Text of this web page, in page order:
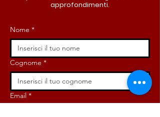
approfondimenti.
Nome *
Cognome *
Email *